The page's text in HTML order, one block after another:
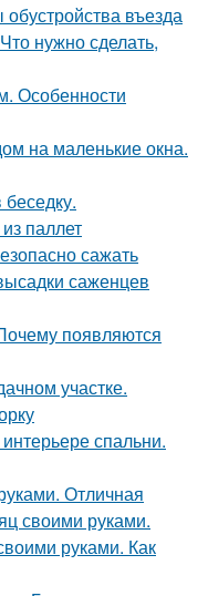
въезда
нужно сделать,
Особенности
на маленькие окна.
паллет
сажать
саженцев
появляются
участке.
спальни.
Отличная
своими руками.
руками. Как